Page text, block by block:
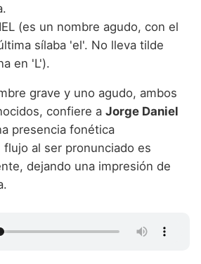
(es un nombre agudo, con el
sílaba 'el'. No lleva tilde
en 'L').
grave y uno agudo, ambos
confiere a Jorge Daniel
presencia fonética
al ser pronunciado es
dejando una impresión de